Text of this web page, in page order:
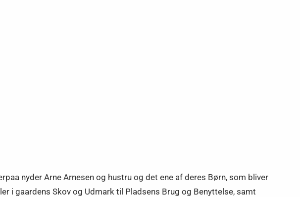
nyder Arne Arnesen og hustru og det ene af deres Børn, som bliver
gaardens Skov og Udmark til Pladsens Brug og Benyttelse, samt